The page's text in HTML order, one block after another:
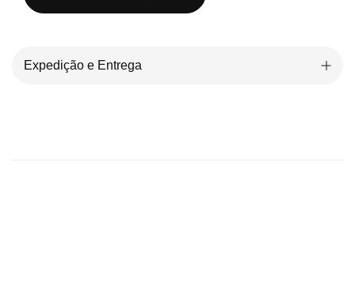
Expedição e Entrega